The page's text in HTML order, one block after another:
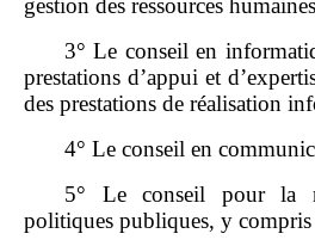
gestion des ressources
3° Le conseil en
prestations d’appui et
des prestations de réalisation
4° Le conseil en
5° Le conseil pour la
politiques publiques, y